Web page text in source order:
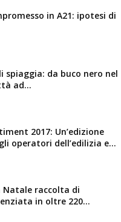
in A21: ipotesi di
spiaggia: da buco nero nel
ad...
2017: Un’edizione
operatori dell’edilizia e...
Natale raccolta di
in oltre 220...